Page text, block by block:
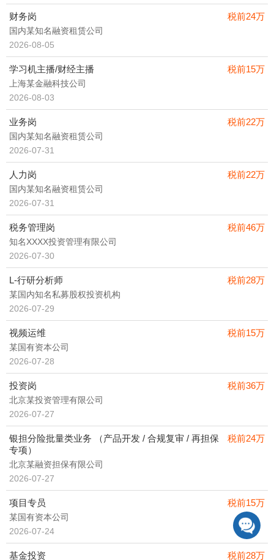
税前24万
财务岗
国内某知名融资租赁公司
2026-08-05
税前15万
学习机主播/财经主播
上海某金融科技公司
2026-08-03
税前22万
业务岗
国内某知名融资租赁公司
2026-07-31
税前22万
人力岗
国内某知名融资租赁公司
2026-07-31
税前46万
税务管理岗
知名XXXX投资管理有限公司
2026-07-30
税前28万
L-行研分析师
某国内知名私募股权投资机构
2026-07-29
税前15万
视频运维
某国有资本公司
2026-07-28
税前36万
投资岗
北京某投资管理有限公司
2026-07-27
税前24万
银担分险批量类业务 （产品开发 / 合规复审 / 再担保
专项）
北京某融资担保有限公司
2026-07-27
税前15万
项目专员
某国有资本公司
2026-07-24
税前28万
基金投资